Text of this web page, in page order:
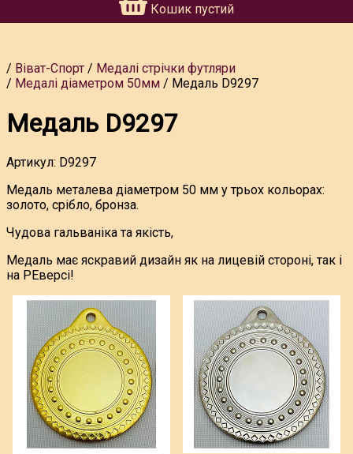
Кошик пустий
Віват-Спорт
Медалі стрічки футляри
Медалі діаметром 50мм
Медаль D9297
Медаль D9297
Артикул: D9297
Медаль металева діаметром 50 мм у трьох кольорах:
золото, срібло, бронза.
Чудова гальваніка та якість,
Медаль має яскравий дизайн як на лицевій стороні, так і
на РЕверсі!